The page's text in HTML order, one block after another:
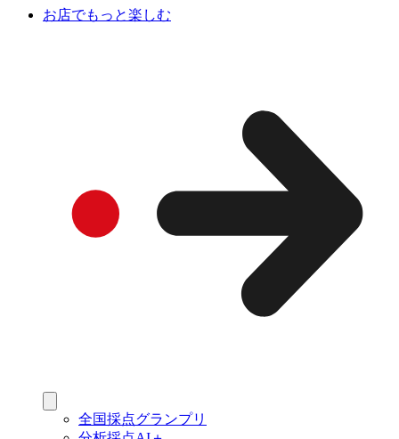
お店でもっと楽しむ
全国採点グランプリ